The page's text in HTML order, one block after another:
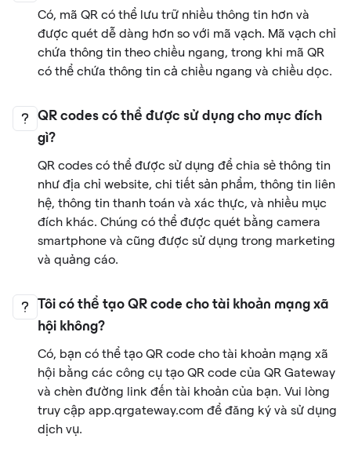
Có, mã QR có thể lưu trữ nhiều thông tin hơn và
được quét dễ dàng hơn so với mã vạch. Mã vạch chỉ
chứa thông tin theo chiều ngang, trong khi mã QR
có thể chứa thông tin cả chiều ngang và chiều dọc.
QR codes có thể được sử dụng cho mục đích
gì?
QR codes có thể được sử dụng để chia sẻ thông tin
như địa chỉ website, chi tiết sản phẩm, thông tin liên
hệ, thông tin thanh toán và xác thực, và nhiều mục
đích khác. Chúng có thể được quét bằng camera
smartphone và cũng được sử dụng trong marketing
và quảng cáo.
Tôi có thể tạo QR code cho tài khoản mạng xã
hội không?
Có, bạn có thể tạo QR code cho tài khoản mạng xã
hội bằng các công cụ tạo QR code của QR Gateway
và chèn đường link đến tài khoản của bạn. Vui lòng
truy cập app.qrgateway.com để đăng ký và sử dụng
dịch vụ.